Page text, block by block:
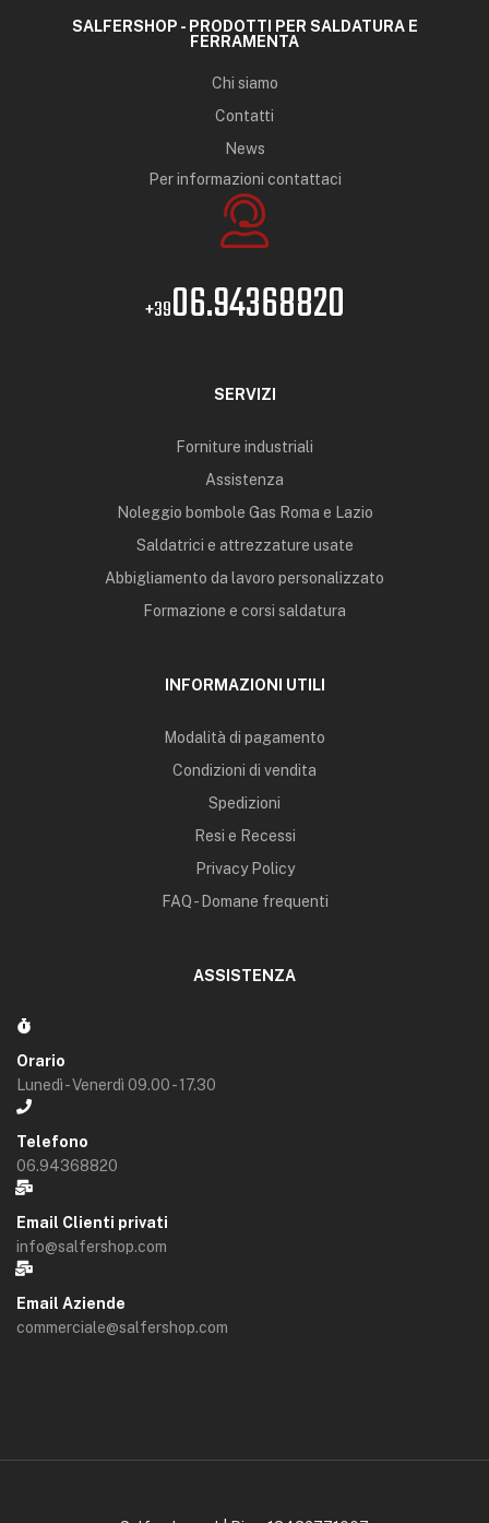
SALFERSHOP - PRODOTTI PER SALDATURA E
FERRAMENTA
Chi siamo
Contatti
News
Per informazioni contattaci
+3906.94368820
SERVIZI
Forniture industriali
Assistenza
Noleggio bombole Gas Roma e Lazio
Saldatrici e attrezzature usate
Abbigliamento da lavoro personalizzato
Formazione e corsi saldatura
INFORMAZIONI UTILI
Modalità di pagamento
Condizioni di vendita
Spedizioni
Resi e Recessi
Privacy Policy
FAQ - Domane frequenti
ASSISTENZA
Orario
Lunedì - Venerdì 09.00 - 17.30
Telefono
06.94368820
Email Clienti privati
info@salfershop.com
Email Aziende
commerciale@salfershop.com